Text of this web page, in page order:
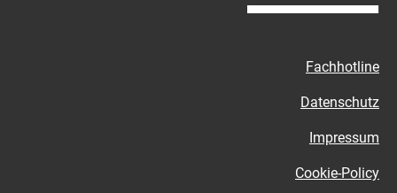
Agentur
Fachhotline
Datenschutz
Impressum
Cookie-Policy